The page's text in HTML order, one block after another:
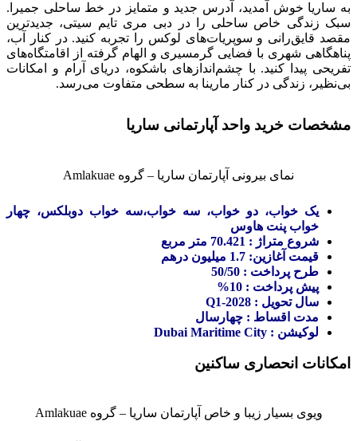
به ساریا خوش آمدید، آدرس جدید و متمایز در خط ساحلی جمیرا.
سبک زندگی خاص ساحلی را در دبی مری تایم سیتی، جدیدترین
مقصد قایق‌رانی و سوپریات‌های لوکس را تجربه کنید. در کنار آب،
پناهگاهی شهری با فضایی گرمسیری و الهام گرفته از اقامتگاه‌های
تفریحی پیدا کنید. با چشم‌اندازهای باشکوه، دریای آرام و امکانات
بی‌نظیر، زندگی در کنار مارینا به سطحی متفاوت می‌رسد.
مشخصات خرید واحد آپارتمانی ساریا
نمای بیرونی آپارتمان ساریا – گروه Amlakuae
یک خواب، دو خواب، سه خواب،سه خواب دوبلکس، چهار
خواب پنت هاوس
شروع متراژ : 70.421 متر مربع
قیمت آغازین: 1.7 میلیون درهم
طرح پرداخت : 50/50
پیش پرداخت : 10%
سال تحویل : 2028-Q1
مدت اقساط : چهارسال
لوکیشن : Dubai Maritime City
امکانات انحصاری ساکنین
ویوی بسیار زیبا و خاص آپارتمان ساریا – گروه Amlakuae